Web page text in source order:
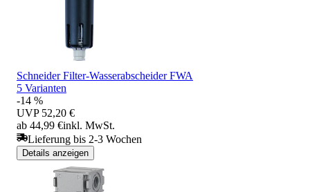
Schneider Filter-Wasserabscheider FWA
5 Varianten
-14 %
UVP 52,20 €
ab 44,99 €inkl. MwSt.
Lieferung bis 2-3 Wochen
Details anzeigen